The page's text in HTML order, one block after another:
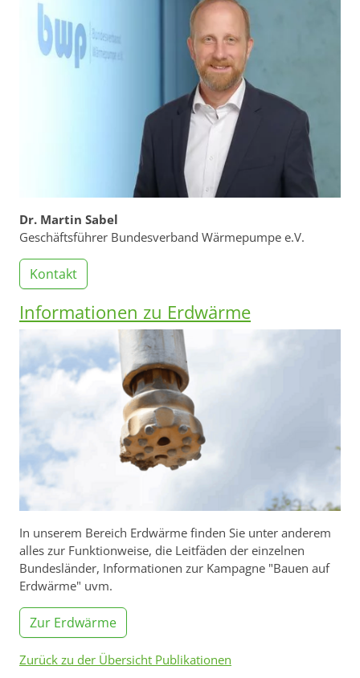
Dr. Martin Sabel
Geschäftsführer Bundesverband Wärmepumpe e.V.
Kontakt
Informationen zu Erdwärme
In unserem Bereich Erdwärme finden Sie unter anderem
alles zur Funktionweise, die Leitfäden der einzelnen
Bundesländer, Informationen zur Kampagne "Bauen auf
Erdwärme" uvm.
Zur Erdwärme
Zurück zu der Übersicht Publikationen